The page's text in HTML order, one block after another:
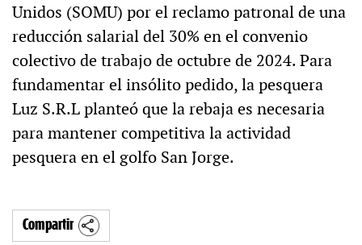
Unidos (SOMU) por el reclamo patronal de una
reducción salarial del 30% en el convenio
colectivo de trabajo de octubre de 2024. Para
fundamentar el insólito pedido, la pesquera
Luz S.R.L planteó que la rebaja es necesaria
para mantener competitiva la actividad
pesquera en el golfo San Jorge.
Compartir